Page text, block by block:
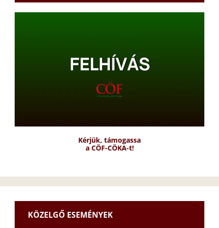
Kérjük, támogassa
a CÖF-CÖKA-t!
KÖZELGŐ ESEMÉNYEK